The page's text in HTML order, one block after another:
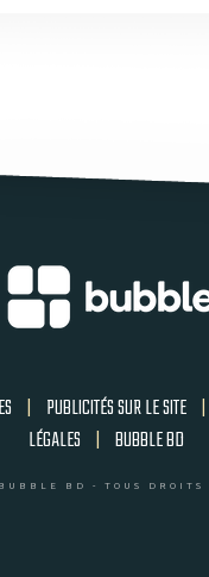
| PUBLICITÉS SUR LE SITE |
LÉGALES | BUBBLE BD
BD - TOUS DROITS